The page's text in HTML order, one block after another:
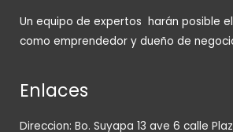
Un equipo de expertos harán posible
como emprendedor y dueño de
Enlaces
Direccion: Bo. Suyapa 13 ave 6 calle